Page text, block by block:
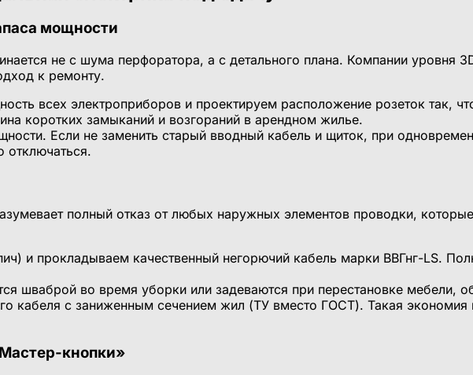
мощности
не с шума перфоратора, а с детального плана. Компании уровня
к ремонту.
всех электроприборов и проектируем расположение розеток так,
коротких замыканий и возгораний в арендном жилье.
Если не заменить старый вводный кабель и щиток, при
отключаться.
полный отказ от любых наружных элементов проводки,
и прокладываем качественный негорючий кабель марки ВВГнг-LS.
шваброй во время уборки или задеваются при перестановке мебели,
кабеля с заниженным сечением жил (ТУ вместо ГОСТ). Такая экономия
кнопки»